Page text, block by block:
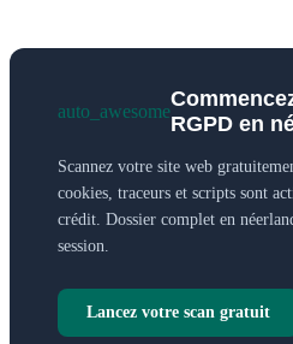
auto_awesome
RGPD en
Scannez votre site web
cookies, traceurs et scripts sont
crédit. Dossier complet en
session.
Lancez votre scan gratuit